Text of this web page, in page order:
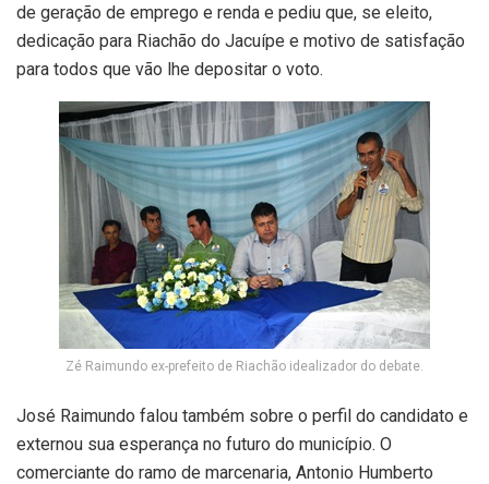
de geração de emprego e renda e pediu que, se eleito,
dedicação para Riachão do Jacuípe e motivo de satisfação
para todos que vão lhe depositar o voto.
Zé Raimundo ex-prefeito de Riachão idealizador do debate.
José Raimundo falou também sobre o perfil do candidato e
externou sua esperança no futuro do município. O
comerciante do ramo de marcenaria, Antonio Humberto